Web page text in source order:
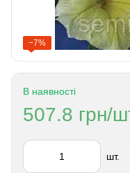
−7%
В наявності
507.8 грн/
шт.